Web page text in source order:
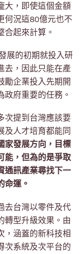
大，即使這個金額
何況這80億元也不
合起來計算。
展的初期就投入研
去，因此只能在產
勵企業投入先期開
府重要的任務。
次提到台灣應該要
及人才培育都能同
家發展方向，目標
能，但為的是爭取
通訊產業尋找下一
命運。
去台灣以零件及代
轉型升級效果。由
，涵蓋的新科技相
次系統及次平台的